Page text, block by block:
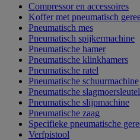
Compressor en accessoires
Koffer met pneumatisch
Pneumatisch mes
Pneumatisch spijkermachine
Pneumatische hamer
Pneumatische klinkhamers
Pneumatische ratel
Pneumatische schuurmachine
Pneumatische
Pneumatische slijpmachine
Pneumatische zaag
Specifieke pneumatische
Verfpistool